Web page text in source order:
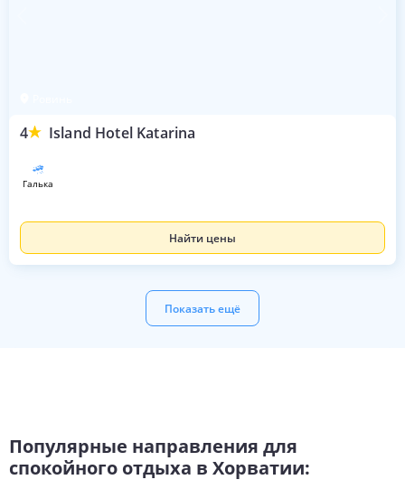
4 Island Hotel Katarina
галька
Найти цены
Показать ещё
Популярные направления для
спокойного отдыха в Хорватии: